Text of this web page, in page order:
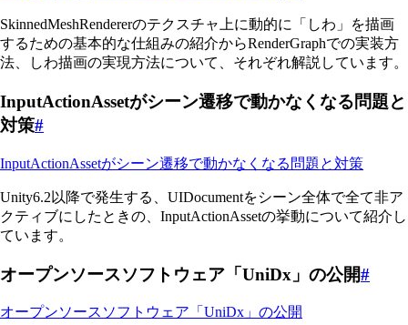
SkinnedMeshRendererのテクスチャ上に動的に「しわ」を描画
するための基本的な仕組みの紹介からRenderGraphでの実装方
法、しわ描画の実現方法について、それぞれ解説しています。
InputActionAssetがシーン遷移で動かなくなる問題と
対策#
InputActionAssetがシーン遷移で動かなくなる問題と対策
Unity6.2以降で発生する、UIDocumentをシーン全体で全て非ア
クティブにしたときの、InputActionAssetの挙動について紹介し
ています。
オープンソースソフトウェア「UniDx」の公開#
オープンソースソフトウェア「UniDx」の公開